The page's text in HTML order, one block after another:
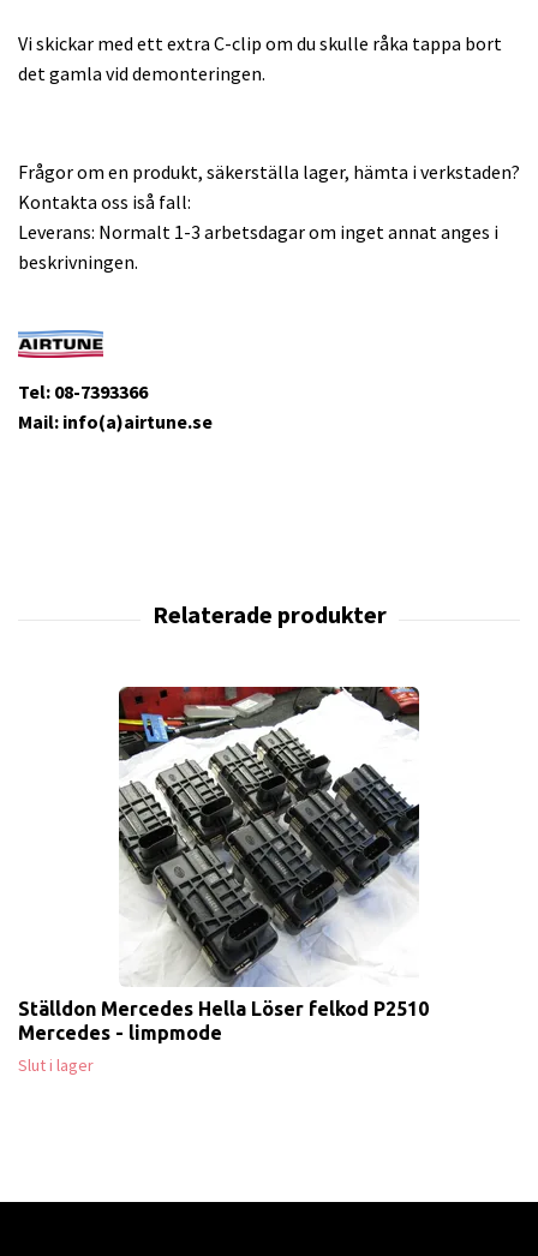
Vi skickar med ett extra C-clip om du skulle råka tappa bort
det gamla vid demonteringen.
Frågor om en produkt, säkerställa lager, hämta i verkstaden?
Kontakta oss iså fall:
Leverans: Normalt 1-3 arbetsdagar om inget annat anges i
beskrivningen.
Tel: 08-7393366
Mail: info(a)airtune.se
Ställdon Mercedes Hella Löser felkod P2510
Mercedes - limpmode
Slut i lager